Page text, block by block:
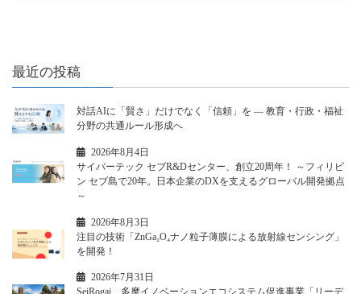
最近の投稿
対話AIに「賢さ」だけでなく「信頼」を ― 教育・行政・福祉
分野の共通ルール形成へ
2026年8月4日
サイバーテック セブR&Dセンター、創立20周年！ ～フィリピ
ン セブ島で20年。日本企業のDXを支えるグローバル開発拠点
～
2026年8月3日
注目の技術「ZnGa₂O₄ナノ粒子薄膜による放射線センシング」
を開発！
2026年7月31日